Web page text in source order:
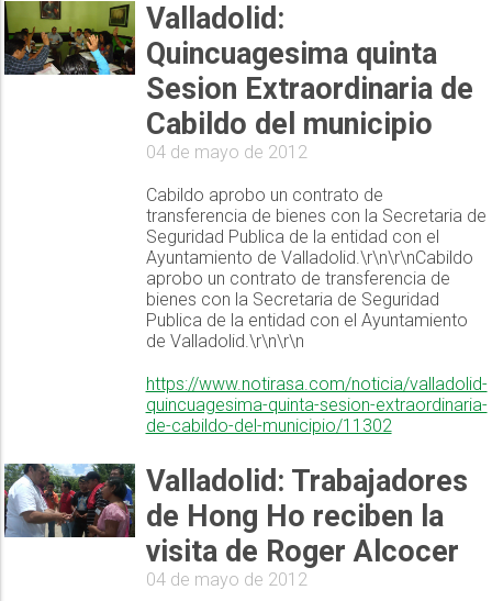
Valladolid:
Quincuagesima quinta
Sesion Extraordinaria de
Cabildo del municipio
04 de mayo de 2012
Cabildo aprobo un contrato de
transferencia de bienes con la Secretaria de
Seguridad Publica de la entidad con el
Ayuntamiento de Valladolid.\r\n\r\nCabildo
aprobo un contrato de transferencia de
bienes con la Secretaria de Seguridad
Publica de la entidad con el Ayuntamiento
de Valladolid.\r\n\r\n
https://www.notirasa.com/noticia/valladolid-
quincuagesima-quinta-sesion-extraordinaria-
de-cabildo-del-municipio/11302
Valladolid: Trabajadores
de Hong Ho reciben la
visita de Roger Alcocer
04 de mayo de 2012